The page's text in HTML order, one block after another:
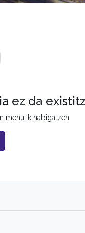
ez da
menutik nabigatzen